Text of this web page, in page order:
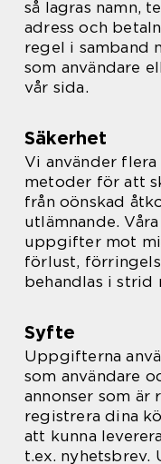
så lagras namn,
adress och
regel i samband
som användare
vår sida.
Säkerhet
Vi använder
metoder för att
från oönskad
utlämnande.
uppgifter mot
förlust,
behandlas i strid
Syfte
Uppgifterna
som användare
annonser som
registrera dina
att kunna
t.ex. nyhetsbrev.